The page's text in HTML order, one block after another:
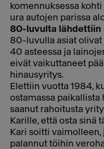
komennuksessa
ura autojen parissa
80-luvulta lähdettiin
80-luvulla asiat olivat
40 asteessa ja
eivät vaikuttaneet
hinausyritys.
Elettiin vuotta 1984,
ostamassa
saanut rahoitusta
Karille, että osta sinä
Kari soitti
palannut töihin